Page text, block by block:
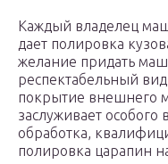
Каждый владелец
дает полировка
желание придать
респектабельный
покрытие внешнего
заслуживает
обработка,
полировка царапин